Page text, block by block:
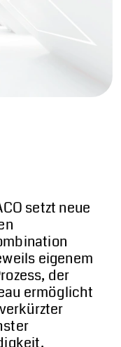
setzt neue
eigenem
der
ermöglicht